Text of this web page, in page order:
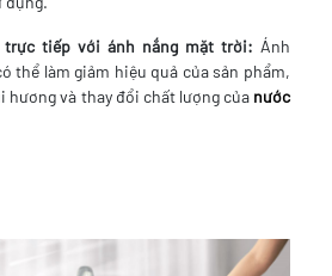
trực tiếp với ánh nắng mặt trời: Ánh
thể làm giảm hiệu quả của sản phẩm,
hương và thay đổi chất lượng của nước